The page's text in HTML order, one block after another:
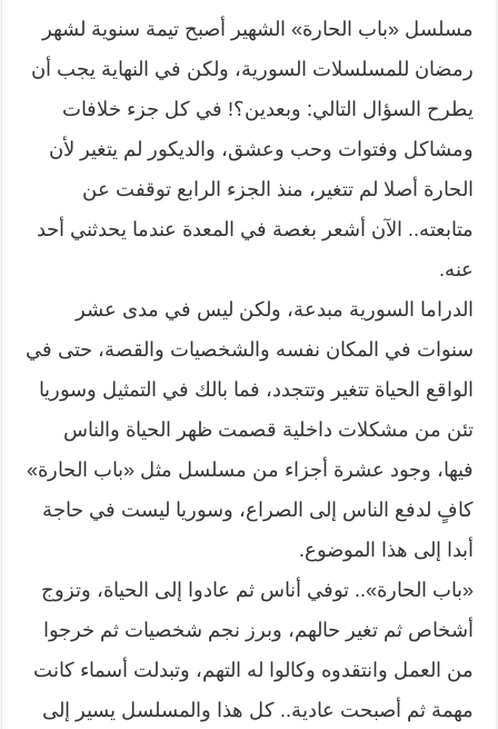
مسلسل «باب الحارة» الشهير أصبح تيمة سنوية لشهر
رمضان للمسلسلات السورية، ولكن في النهاية يجب أن
يطرح السؤال التالي: وبعدين؟! في كل جزء خلافات
ومشاكل وفتوات وحب وعشق، والديكور لم يتغير لأن
الحارة أصلا لم تتغير، منذ الجزء الرابع توقفت عن
متابعته.. الآن أشعر بغصة في المعدة عندما يحدثني أحد
عنه.
الدراما السورية مبدعة، ولكن ليس في مدى عشر
سنوات في المكان نفسه والشخصيات والقصة، حتى في
الواقع الحياة تتغير وتتجدد، فما بالك في التمثيل وسوريا
تئن من مشكلات داخلية قصمت ظهر الحياة والناس
فيها، وجود عشرة أجزاء من مسلسل مثل «باب الحارة»
كافٍ لدفع الناس إلى الصراع، وسوريا ليست في حاجة
أبدا إلى هذا الموضوع.
«باب الحارة».. توفي أناس ثم عادوا إلى الحياة، وتزوج
أشخاص ثم تغير حالهم، وبرز نجم شخصيات ثم خرجوا
من العمل وانتقدوه وكالوا له التهم، وتبدلت أسماء كانت
مهمة ثم أصبحت عادية.. كل هذا والمسلسل يسير إلى